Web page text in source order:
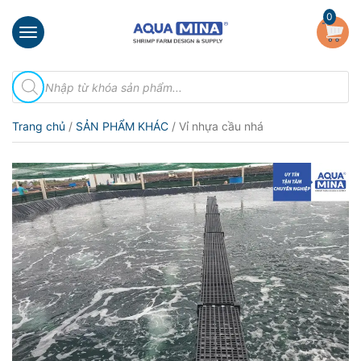
×
chủ
thiệu
Sản
phẩm
Đầu
Phun
Vi
Bọt
Khí
Ventek
Hướng
dẫn
0
Tìm
kiếm
sản
Trang chủ / SẢN PHẨM KHÁC / Vỉ nhựa cầu nhá